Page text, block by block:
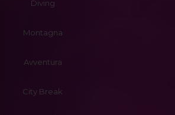
Diving
Montagna
Avventura
City Break